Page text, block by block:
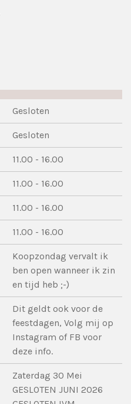
Gesloten
Gesloten
11.00 - 16.00
11.00 - 16.00
11.00 - 16.00
11.00 - 16.00
Koopzondag vervalt ik
ben open wanneer ik zin
en tijd heb ;-)
Dit geldt ook voor de
feestdagen, Volg mij op
Instagram of FB voor
deze info.
Zaterdag 30 Mei
GESLOTEN JUNI 2026